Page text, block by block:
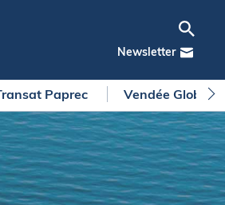
Newsletter
Paprec Vendée Globe